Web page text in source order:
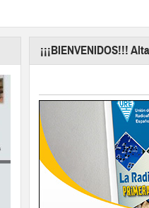
¡¡¡BIENVENIDOS!!!